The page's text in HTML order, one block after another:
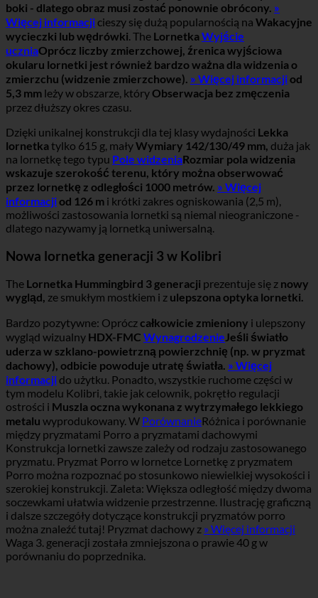
boki - dlatego obraz musi zostać ponownie obrócony. »
Więcej informacji cieszy się dużą popularnością na Wakacyjne
wycieczki lub wędrówki. The LornetkaWyjście
uczniaOprócz liczby zmierzchowej, źrenica wyjściowa
okularu lornetki jest również bardzo ważna dla widzenia o
zmierzchu (widzenie zmierzchowe). » Więcej informacjiod
5,3 mm leży w obszarze, który Obserwacja bez zmęczenia
przez dłuższy okres czasu.
Dzięki unikalnej konstrukcji dla tej klasy wydajności Lekka
lornetkatylko 615 g, małyWymiary 142/130/49 mm, duża jak
na lornetkę tego typu Pole widzeniaRozmiar pola widzenia
wskazuje szerokość terenu, który można obserwować
przez lornetkę z odległości 1000 metrów. » Więcej
informacjiod 126 m i krótki zakres ogniskowania (2,5 m),
możliwości zastosowania lornetki są niemal nieograniczone -
dlatego nazywamy ją lornetką uniwersalną.
Nowa lornetka generacji 3 w Kolibri
The Lornetka Hummingbird 3 generacji prezentuje się z nowy
wygląd, ze smukłym mostkiem i z ulepszona optyka lornetki.
Bardzo pozytywne: Opróczcałkowicie zmieniony i ulepszony
wygląd wizualny HDX-FMC WynagrodzenieJeśli światło
uderza w szklano-powietrzną powierzchnię (np. w pryzmat
dachowy), odbicie powoduje utratę światła. » Więcej
informacji do użytku. Ponadto, wszystkie ruchome części w
tym modelu Kolibri, takie jak celownik, pokrętło regulacji
ostrości i Muszla oczna wykonana z wytrzymałego lekkiego
metalu wyprodukowany. W PorównanieRóżnica i porównanie
między pryzmatami Porro a pryzmatami dachowymi
Konstrukcja lornetki zawsze zależy od rodzaju zastosowanego
pryzmatu. Pryzmat Porro w lornetce Lornetkę z pryzmatem
Porro można rozpoznać po stosunkowo niewielkiej wysokości i
szerokiej konstrukcji. Zaleta: Większa odległość między dwoma
soczewkami ułatwia widzenie przestrzenne. Ilustrację graficzną
i dalsze szczegóły dotyczące konstrukcji pryzmatów porro
można znaleźć tutaj! Pryzmat dachowy z » Więcej informacji
Waga 3. generacji została zmniejszona o prawie 40 g w
porównaniu do poprzednika.